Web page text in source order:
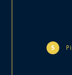
5
Au sous-
recevoir